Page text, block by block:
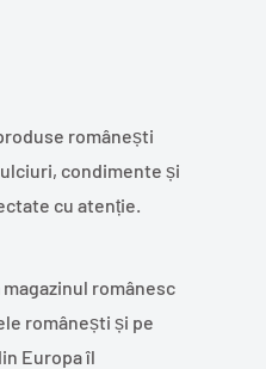
românești
condimente și
cu atenție.
magazinul românesc
românești și pe
Europa îl